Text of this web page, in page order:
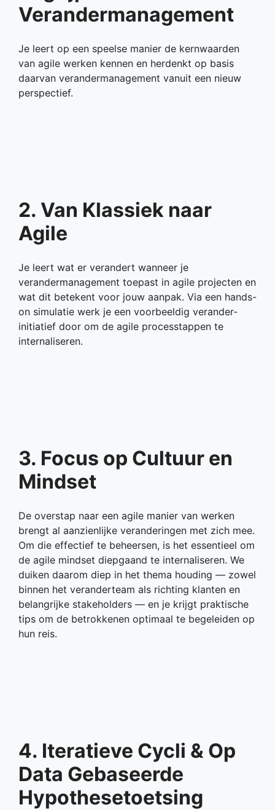
Verandermanagement
Je leert op een speelse manier de kernwaarden
van agile werken kennen en herdenkt op basis
daarvan verandermanagement vanuit een nieuw
perspectief.
2. Van Klassiek naar
Agile
Je leert wat er verandert wanneer je
verandermanagement toepast in agile projecten en
wat dit betekent voor jouw aanpak. Via een hands-
on simulatie werk je een voorbeeldig verander­
initiatief door om de agile processtappen te
internaliseren.
3. Focus op Cultuur en
Mindset
De overstap naar een agile manier van werken
brengt al aanzienlijke veranderingen met zich mee.
Om die effectief te beheersen, is het essentieel om
de agile mindset diepgaand te internaliseren. We
duiken daarom diep in het thema houding — zowel
binnen het veranderteam als richting klanten en
belangrijke stakeholders — en je krijgt praktische
tips om de betrokkenen optimaal te begeleiden op
hun reis.
4. Iteratieve Cycli & Op
Data Gebaseerde
Hypothesetoetsing